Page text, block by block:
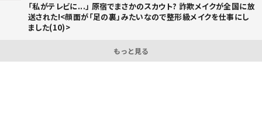
「私がテレビに...」 原宿でまさかのスカウト? 詐欺メイクが全国に放
送された!<顔面が「足の裏」みたいなので整形級メイクを仕事にし
ました(10)>
もっと見る